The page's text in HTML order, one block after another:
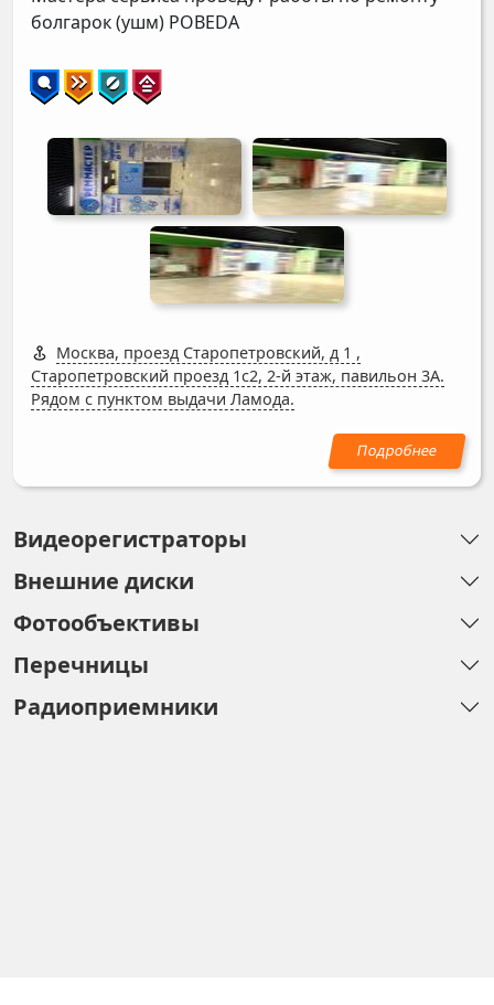
болгарок (ушм) POBEDA
Москва, проезд Старопетровский, д 1 ,
Старопетровский проезд 1с2, 2-й этаж, павильон 3А.
Рядом с пунктом выдачи Ламода.
Видеорегистраторы
Внешние диски
Фотообъективы
Перечницы
Радиоприемники